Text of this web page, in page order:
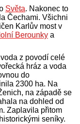
Světa. Nakonec to
Čechami. Všichni
Karlův most v
Berounky a
z povodí celé
hráz a voda
do
2300 ha. Na
na západě se
na dohled od
Zaplavila přitom
seníky.